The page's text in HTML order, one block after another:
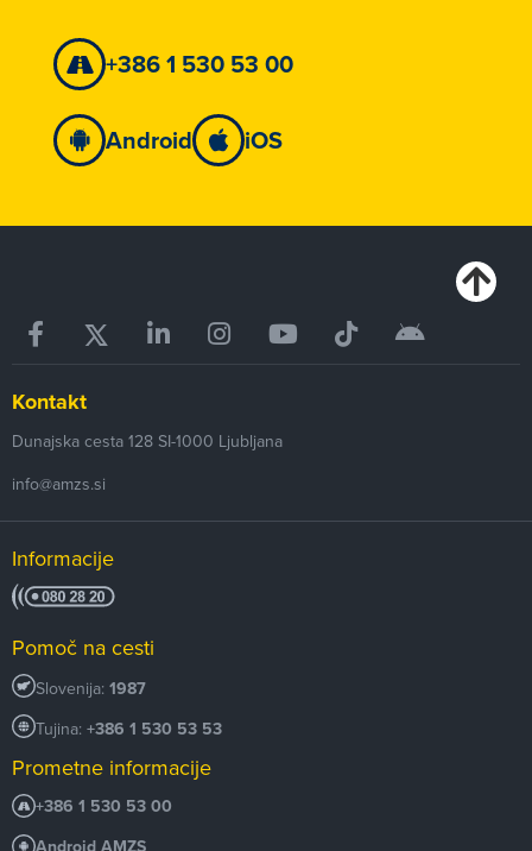
+386 1 530 53 00
Android iOS
Kontakt
Dunajska cesta 128 SI-1000 Ljubljana
info@amzs.si
Informacije
Pomoč na cesti
Slovenija: 1987
Tujina: +386 1 530 53 53
Prometne informacije
+386 1 530 53 00
Android AMZS